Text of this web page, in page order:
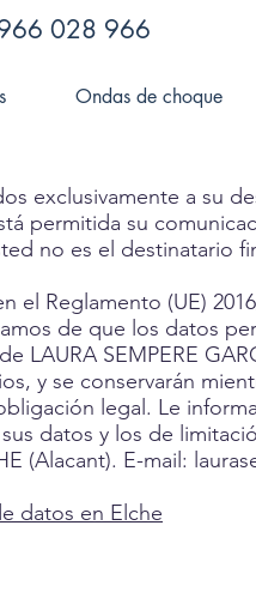
966 028 966
Ondas de choque
exclusivamente a su
permitida su
no es el destinatario
Reglamento (UE)
de que los datos
LAURA SEMPERE
y se conservarán
legal. Le
datos y los de
(Alacant). E-mail:
datos en Elche